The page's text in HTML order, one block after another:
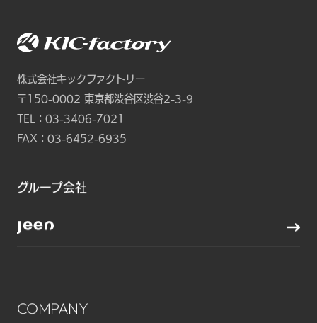
株式会社キックファクトリー
〒150-0002 東京都渋谷区渋谷2-3-9
TEL： 03-3406-7021
FAX：03-6452-6935
グループ会社
COMPANY